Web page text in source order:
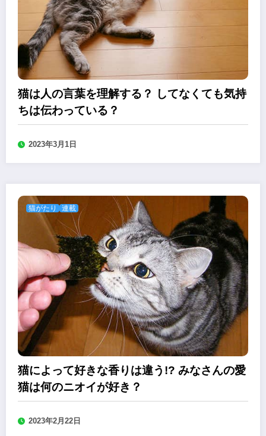
猫は人の言葉を理解する？ してなくても気持
ちは伝わっている？
2023年3月1日
猫がたり 連載
猫によって好きな香りは違う!? みなさんの愛
猫は何のニオイが好き？
2023年2月22日